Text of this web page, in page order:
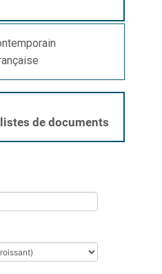
de documents